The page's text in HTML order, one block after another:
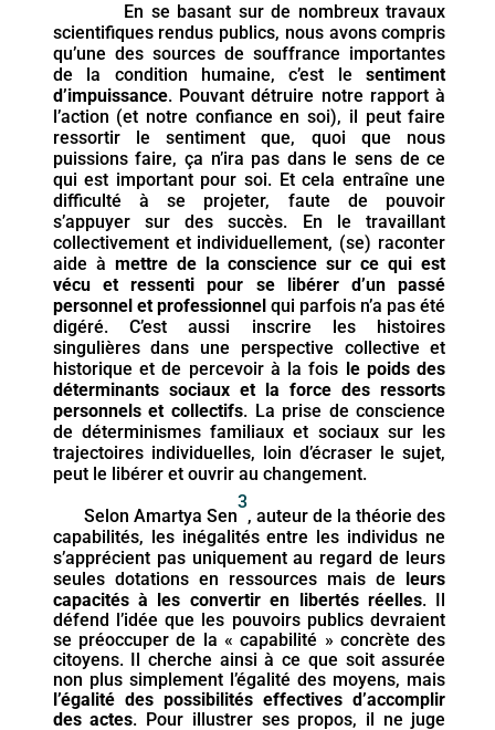
En se basant sur de nombreux travaux
scientifiques rendus publics, nous avons compris
qu’une des sources de souffrance importantes
de la condition humaine, c’est lesentiment
d’impuissance. Pouvant détruire notre rapport à
l’action (et notre confiance en soi), il peut faire
ressortir le sentiment que, quoi que nous
puissions faire, ça n’ira pas dans le sens de ce
qui est important pour soi. Et cela entraîne une
difficulté à se projeter, faute de pouvoir
s’appuyer sur des succès. En le travaillant
collectivement et individuellement, (se) raconter
aide à mettre de la conscience sur ce qui est
vécu et ressenti pour se libérer d’un passé
personnel et professionnelqui parfois n’a pas été
digéré.C’est aussi inscrire les histoires
singulières dans une perspective collective et
historique et de percevoir à la fois le poids des
déterminants sociaux et la force des ressorts
personnels et collectifs. La prise de conscience
de déterminismes familiaux et sociaux sur les
trajectoires individuelles, loin d’écraser le sujet,
peut le libérer et ouvrir au changement.
Selon Amartya Sen
3
, auteur de la théorie des
capabilités, les inégalités entre les individus ne
s’apprécient pas uniquement au regard de leurs
seules dotations en ressources mais de leurs
capacités à les convertir en libertés réelles. Il
défend l’idée que les pouvoirs publics devraient
se préoccuper de la « capabilité » concrète des
citoyens. Il cherche ainsi à ce que soit assurée
non plus simplement l’égalité des moyens, mais
l’égalité des possibilités effectives d’accomplir
des actes. Pour illustrer ses propos, il ne juge